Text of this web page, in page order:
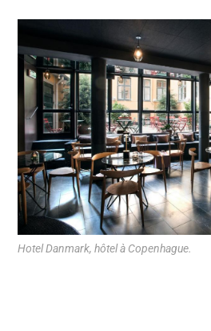
Hotel Danmark, hôtel à Copenhague.